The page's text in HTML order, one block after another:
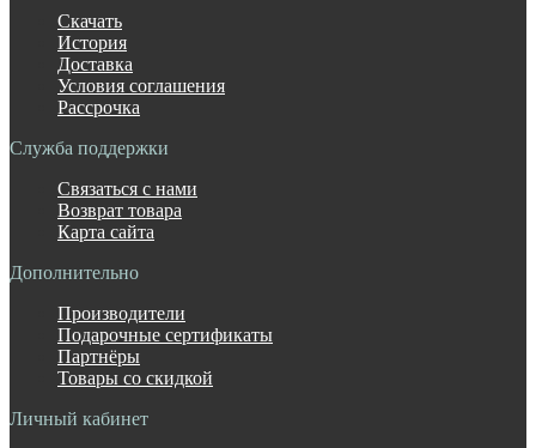
Скачать
История
Доставка
Условия соглашения
Рассрочка
Служба поддержки
Связаться с нами
Возврат товара
Карта сайта
Дополнительно
Производители
Подарочные сертификаты
Партнёры
Товары со скидкой
Личный кабинет